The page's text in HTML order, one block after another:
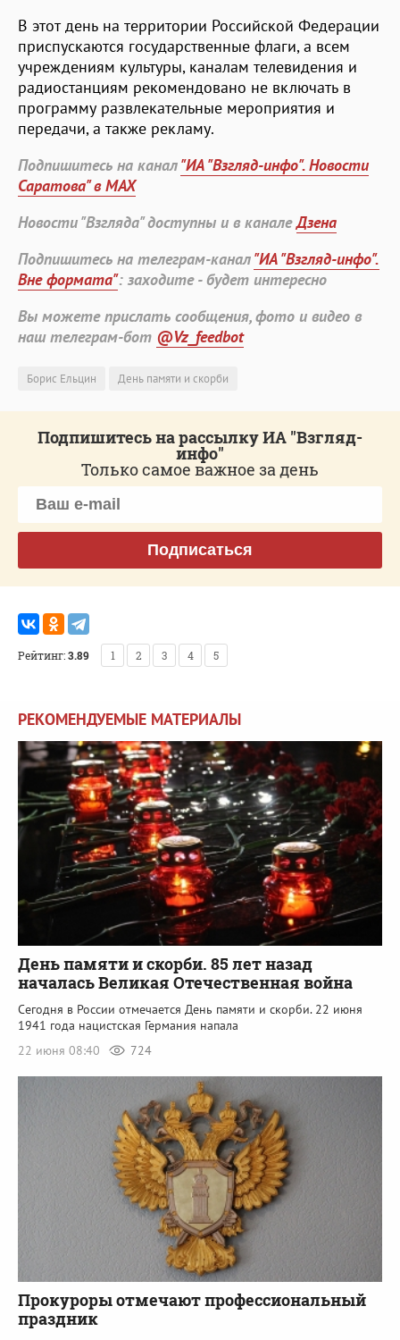
В этот день на территории Российской Федерации
приспускаются государственные флаги, а всем
учреждениям культуры, каналам телевидения и
радиостанциям рекомендовано не включать в
программу развлекательные мероприятия и
передачи, а также рекламу.
Подпишитесь на канал"ИА "Взгляд-инфо". Новости
Саратова" в MAX
Новости "Взгляда" доступны и в каналеДзена
Подпишитесь на телеграм-канал"ИА "Взгляд-инфо".
Вне формата": заходите - будет интересно
Вы можете прислать сообщения, фото и видео в
наш телеграм-бот @Vz_feedbot
Борис Ельцин День памяти и скорби
Подпишитесь на рассылку ИА "Взгляд-
инфо"
Только самое важное за день
Подписаться
Рейтинг:3.89 1 2 3 4 5
РЕКОМЕНДУЕМЫЕ МАТЕРИАЛЫ
День памяти и скорби. 85 лет назад
началась Великая Отечественная война
Сегодня в России отмечается День памяти и скорби. 22 июня
1941 года нацистская Германия напала
22 июня 08:40
724
Прокуроры отмечают профессиональный
праздник